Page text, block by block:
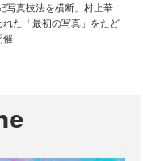
写真技法を横断。村上華
れた「最初の写真」をたど
催